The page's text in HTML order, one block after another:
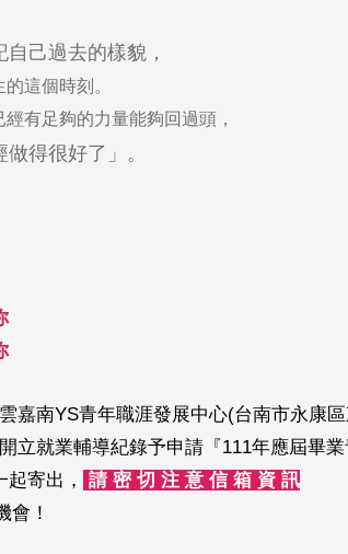
己過去的樣貌，
這個時刻。
有足夠的力量能夠回過頭，
得很好了」。
嘉南YS青年職涯發展中心(台南市永康
開立就業輔導紀錄予申請『111年應屆畢業
寄出，
請 密 切 注 意 信 箱 資 訊
會！